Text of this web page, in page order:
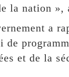
la nation »,
a
et de la